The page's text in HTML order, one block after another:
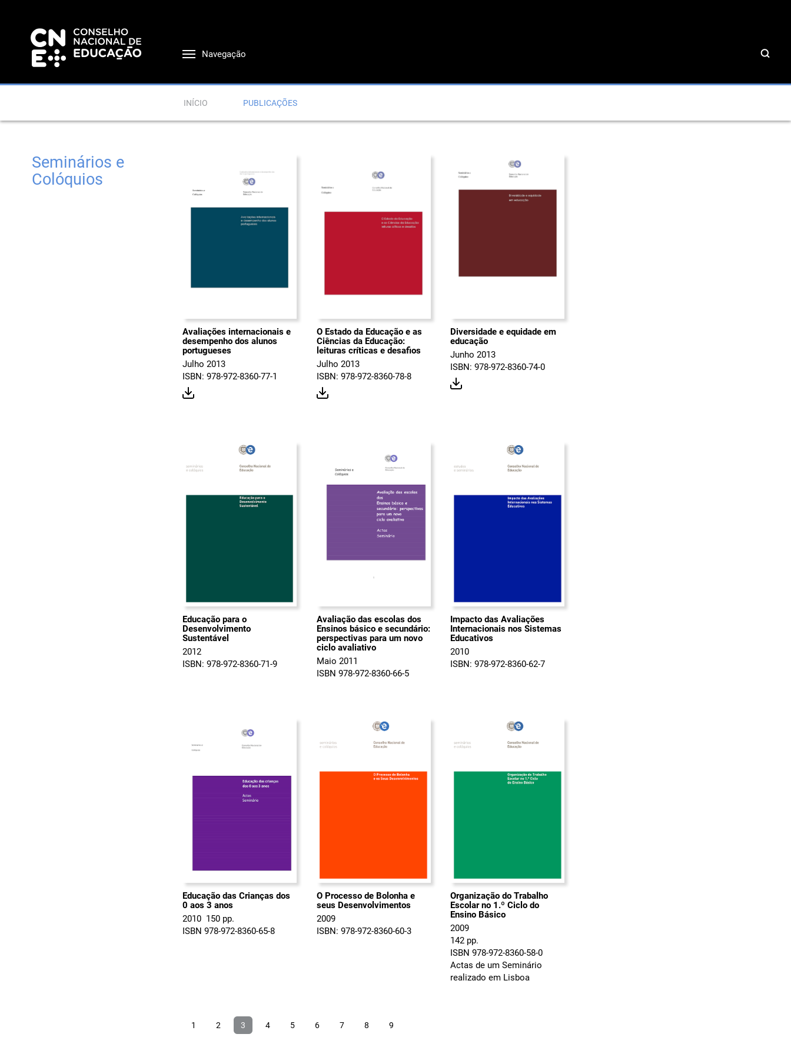
Navegação
INÍCIO PUBLICAÇÕES
Seminários e
Colóquios
Avaliações internacionais e
desempenho dos alunos
portugueses
Julho 2013
ISBN: 978-972-8360-77-1
O Estado da Educação e as
Ciências da Educação:
leituras críticas e desafios
Julho 2013
ISBN: 978-972-8360-78-8
Diversidade e equidade em
educação
Junho 2013
ISBN: 978-972-8360-74-0
Educação para o
Desenvolvimento
Sustentável
2012
ISBN: 978-972-8360-71-9
Avaliação das escolas dos
Ensinos básico e secundário:
perspectivas para um novo
ciclo avaliativo
Maio 2011
ISBN 978-972-8360-66-5
Impacto das Avaliações
Internacionais nos Sistemas
Educativos
2010
ISBN: 978-972-8360-62-7
Educação das Crianças dos
0 aos 3 anos
2010  150 pp.
ISBN 978-972-8360-65-8
O Processo de Bolonha e
seus Desenvolvimentos
2009
ISBN: 978-972-8360-60-3
Organização do Trabalho
Escolar no 1.º Ciclo do
Ensino Básico
2009
142 pp.
ISBN 978-972-8360-58-0
Actas de um Seminário
realizado em Lisboa
1 2 3 4 5 6 7 8 9